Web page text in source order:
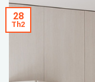
28
Th2